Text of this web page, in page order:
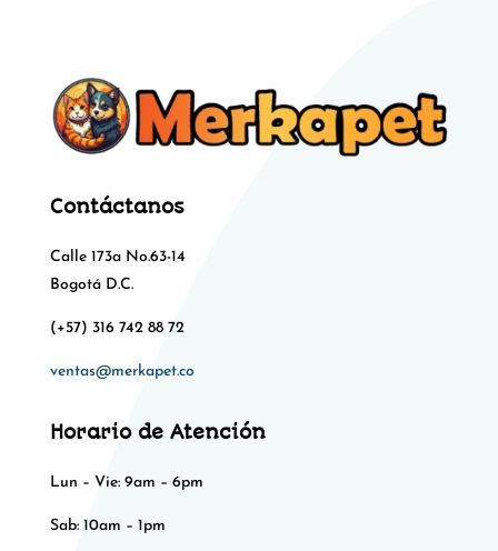
Contáctanos
Calle 173a No.63-14
Bogotá D.C.
(+57) 316 742 88 72
ventas@merkapet.co
Horario de Atención
Lun – Vie: 9am – 6pm
Sab: 10am – 1pm​​